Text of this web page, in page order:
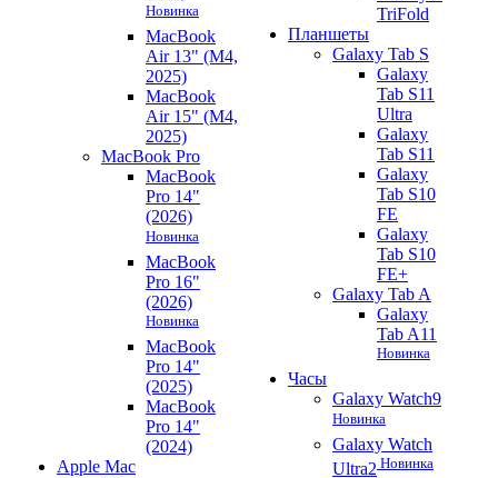
Новинка
MacBook
Air 13" (M4,
2025)
MacBook
Air 15" (M4,
2025)
MacBook Pro
MacBook
Pro 14"
(2026)
Новинка
MacBook
Pro 16"
(2026)
Новинка
MacBook
Pro 14"
(2025)
MacBook
Pro 14"
(2024)
Apple Mac
TriFold
Планшеты
Galaxy Tab S
Galaxy
Tab S11
Ultra
Galaxy
Tab S11
Galaxy
Tab S10
FE
Galaxy
Tab S10
FE+
Galaxy Tab A
Galaxy
Tab A11
Новинка
Часы
Galaxy Watch9
Новинка
Galaxy Watch
Ultra2 Новинка